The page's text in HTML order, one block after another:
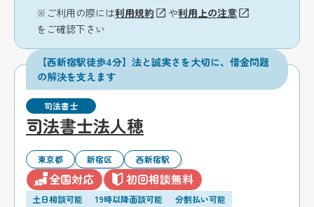
※ご利用の際には利用規約 や利用上の注意
をご確認下さい
【西新宿駅徒歩4分】法と誠実さを大切に、借金問題
の解決を支えます
司法書士
司法書士法人穂
東京都 新宿区 西新宿駅
全国対応 初回相談無料
土日相談可能 19時以降面談可能 分割払い可能